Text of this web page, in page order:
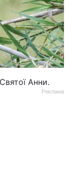
Анни.
Реклама